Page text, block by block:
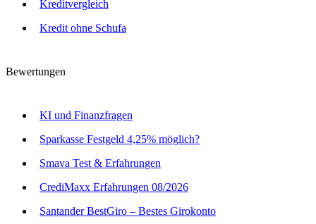
Kreditvergleich
Kredit ohne Schufa
Bewertungen
KI und Finanzfragen
Sparkasse Festgeld 4,25% möglich?
Smava Test & Erfahrungen
CrediMaxx Erfahrungen 08/2026
Santander BestGiro – Bestes Girokonto